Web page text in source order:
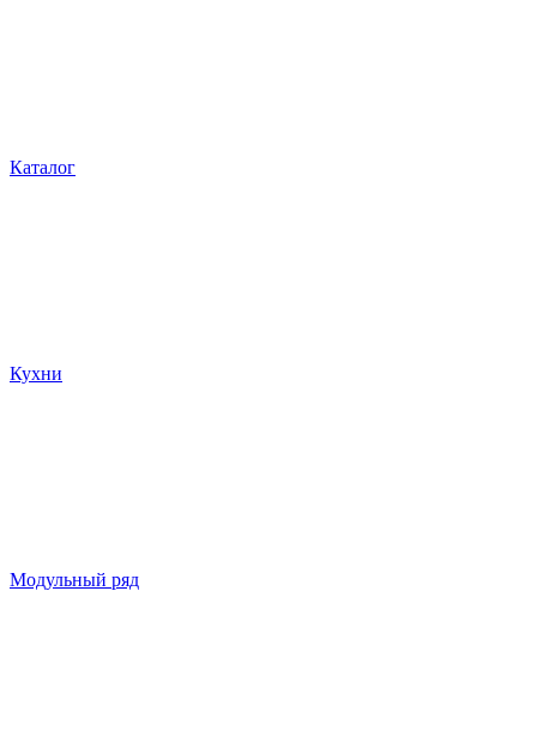
Каталог
Кухни
Модульный ряд